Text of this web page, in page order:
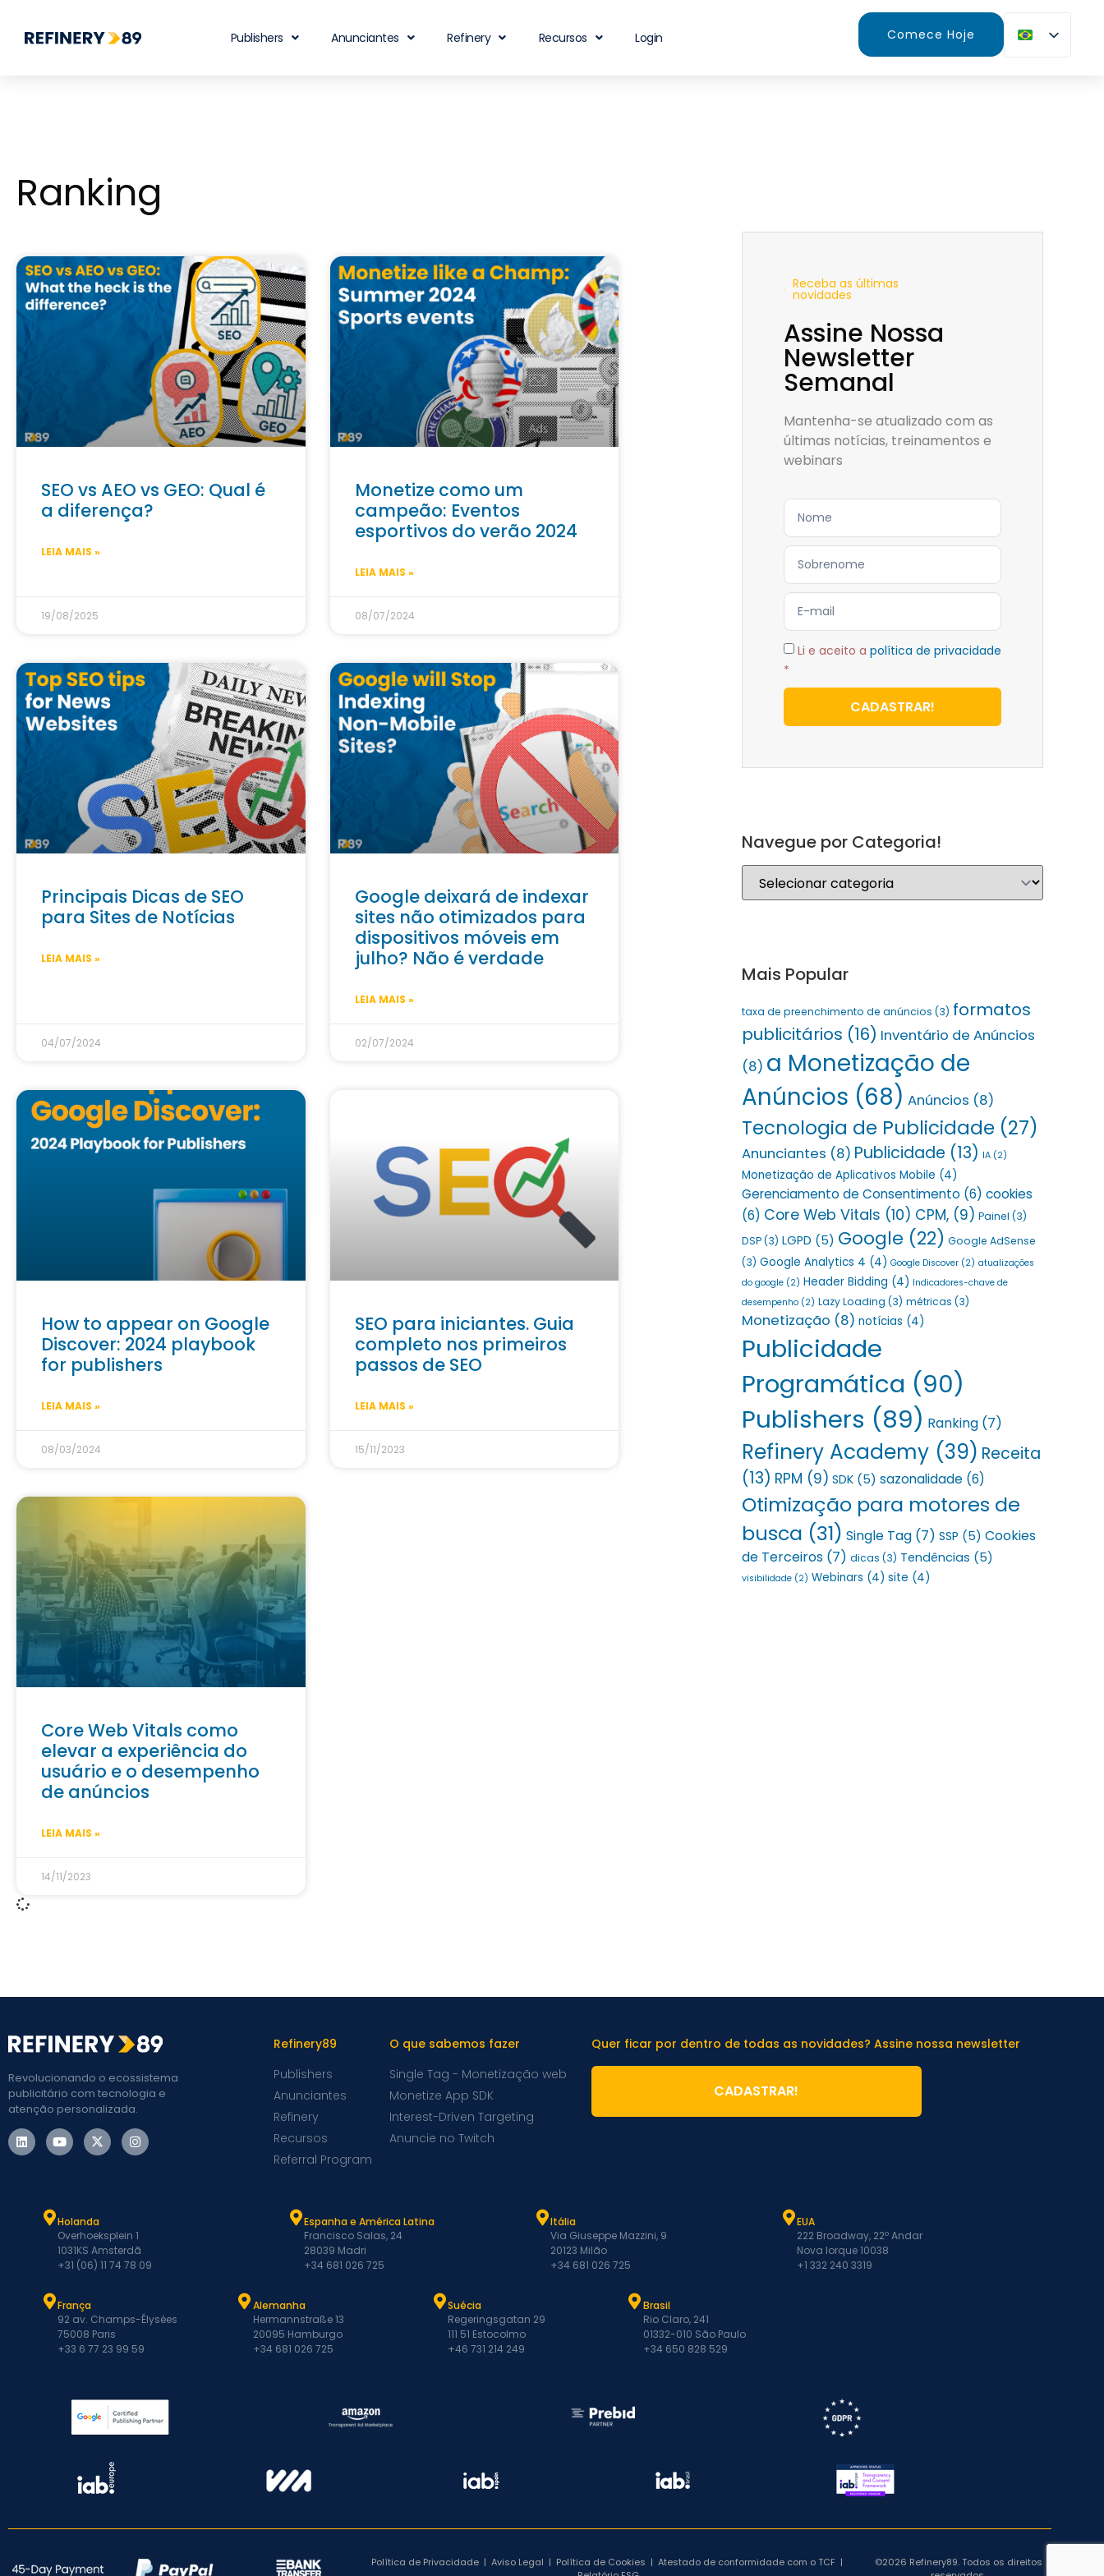
Publishers Anunciantes Refinery Recursos Login Comece Hoje
Ranking
SEO vs AEO vs GEO: Qual é
a diferença?
LEIA MAIS »
19/08/2025
Monetize como um
campeão: Eventos
esportivos do verão 2024
LEIA MAIS »
08/07/2024
Principais Dicas de SEO
para Sites de Notícias
LEIA MAIS »
04/07/2024
Google deixará de indexar
sites não otimizados para
dispositivos móveis em
julho? Não é verdade
LEIA MAIS »
02/07/2024
How to appear on Google
Discover: 2024 playbook
for publishers
LEIA MAIS »
08/03/2024
SEO para iniciantes. Guia
completo nos primeiros
passos de SEO
LEIA MAIS »
15/11/2023
Core Web Vitals como
elevar a experiência do
usuário e o desempenho
de anúncios
LEIA MAIS »
14/11/2023
Receba as últimas
novidades
Assine Nossa
Newsletter
Semanal
Mantenha-se atualizado com as
últimas notícias, treinamentos e
webinars
Li e aceito a política de privacidade
*
CADASTRAR!
Navegue por Categoria!
Mais Popular
taxa de preenchimento de anúncios (3) formatos
publicitários (16) Inventário de Anúncios
(8) a Monetização de
Anúncios (68) Anúncios (8)
Tecnologia de Publicidade (27)
Anunciantes (8) Publicidade (13) IA (2)
Monetização de Aplicativos Mobile (4)
Gerenciamento de Consentimento (6) cookies
(6) Core Web Vitals (10) CPM, (9) Painel (3)
DSP(3) LGPD (5) Google (22) Google AdSense
(3) Google Analytics 4 (4) Google Discover (2) atualizações
do google (2) Header Bidding (4) Indicadores-chave de
desempenho (2) Lazy Loading (3) métricas (3)
Monetização (8) notícias (4)
Publicidade
Programática (90)
Publishers (89) Ranking (7)
Refinery Academy (39) Receita
(13) RPM (9) SDK (5) sazonalidade (6)
Otimização para motores de
busca (31) Single Tag (7) SSP (5) Cookies
de Terceiros (7) dicas (3) Tendências (5)
visibilidade (2) Webinars (4) site (4)
Revolucionando o ecossistema
publicitário com tecnologia e
atenção personalizada.
Refinery89
Publishers
Anunciantes
Refinery
Recursos
Referral Program
O que sabemos fazer
Single Tag - Monetização web
Monetize App SDK
Interest-Driven Targeting
Anuncie no Twitch
Quer ficar por dentro de todas as novidades? Assine nossa newsletter
CADASTRAR!
Holanda
Overhoeksplein 1
1031KS Amsterdã
+31 (06) 11 74 78 09
Espanha e América Latina
Francisco Salas, 24
28039 Madri
+34 681 026 725
Itália
Via Giuseppe Mazzini, 9
20123 Milão
+34 681 026 725
EUA
222 Broadway, 22º Andar
Nova Iorque 10038
+1 332 240 3319
França
92 av. Champs-Élysées
75008 Paris
+33 6 77 23 99 59
Alemanha
Hermannstraße 13
20095 Hamburgo
+34 681 026 725
Suécia
Regeringsgatan 29
111 51 Estocolmo
+46 731 214 249
Brasil
Rio Claro, 241
01332-010 São Paulo
+34 650 828 529
Política de Privacidade |Aviso Legal | Política de Cookies |Atestado de conformidade com o TCF |
©2026 Refinery89. Todos os direitos